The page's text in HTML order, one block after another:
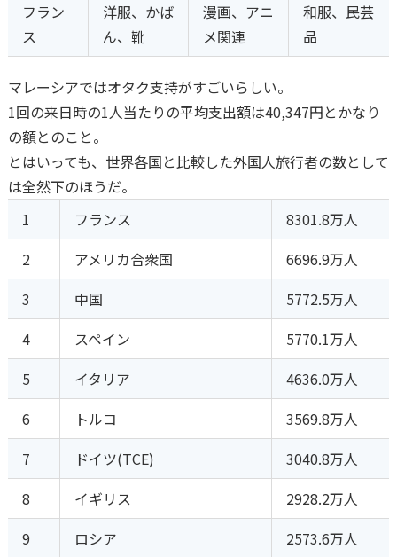
フラン
ス
洋服、かば
ん、靴
漫画、アニ
メ関連
和服、民芸
品
マレーシアではオタク支持がすごいらしい。
1回の来日時の1人当たりの平均支出額は40,347円とかなり
の額とのこと。
とはいっても、世界各国と比較した外国人旅行者の数として
は全然下のほうだ。
1
フランス
8301.8万人
2
アメリカ合衆国
6696.9万人
3
中国
5772.5万人
4
スペイン
5770.1万人
5
イタリア
4636.0万人
6
トルコ
3569.8万人
7
ドイツ(TCE)
3040.8万人
8
イギリス
2928.2万人
9
ロシア 2573.6万人